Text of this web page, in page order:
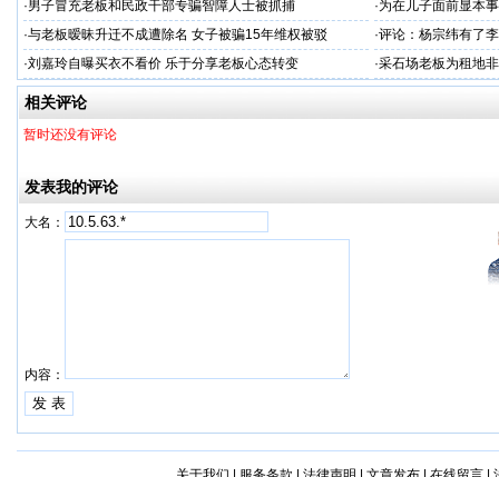
·男子冒充老板和民政干部专骗智障人士被抓捕 ·为在儿子面前显本
·与老板暧昧升迁不成遭除名 女子被骗15年维权被驳 ·评论：杨宗纬有了
·刘嘉玲自曝买衣不看价 乐于分享老板心态转变 ·采石场老板为租地
相关评论
暂时还没有评论
发表我的评论
大名：
内容：